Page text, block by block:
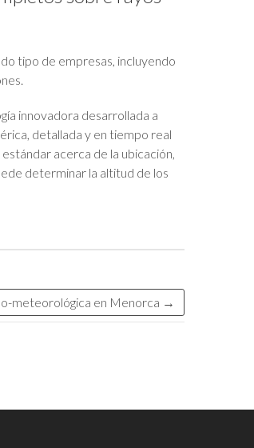
tipo de empresas, incluyendo
innovadora desarrollada a
detallada y en tiempo real
acerca de la ubicación,
determinar la altitud de los
meteorológica en Menorca →